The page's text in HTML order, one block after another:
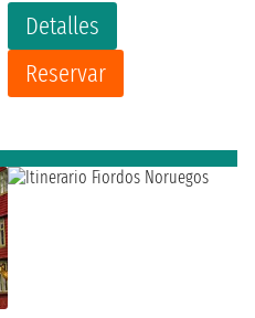
Detalles
Reservar